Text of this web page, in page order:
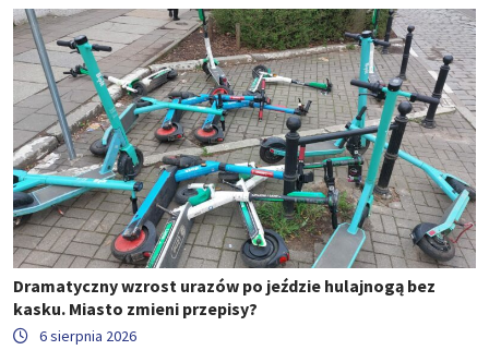
Dramatyczny wzrost urazów po jeździe hulajnogą bez
kasku. Miasto zmieni przepisy?
6 sierpnia 2026